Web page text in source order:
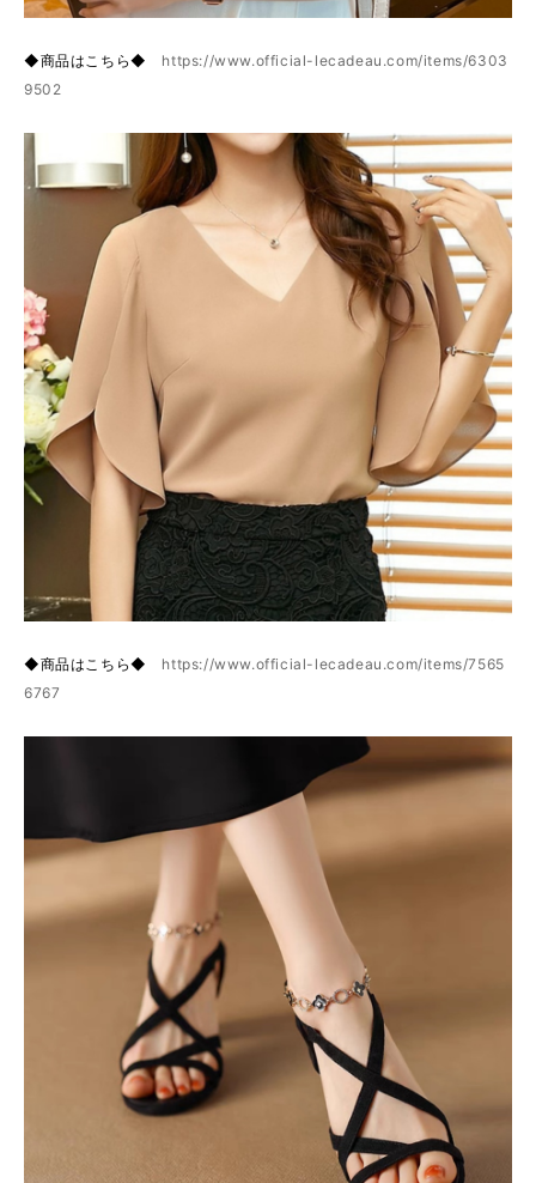
◆商品はこちら◆ https://www.official-lecadeau.com/items/6303
9502
◆商品はこちら◆ https://www.official-lecadeau.com/items/7565
6767